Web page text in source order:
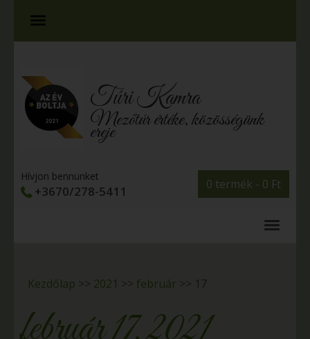
Túri Kamra
Mezőtúr értéke, közösségünk
ereje
0 termék - 0 Ft
Hívjon bennünket
+3670/278-5411
Kezdőlap >> 2021 >> február >> 17